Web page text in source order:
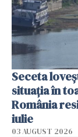
Seceta
situația în
România
iulie
03 AUGUST 2026